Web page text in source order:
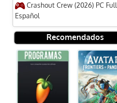
Crashout Crew (2026) PC Full
Español
Recomendados